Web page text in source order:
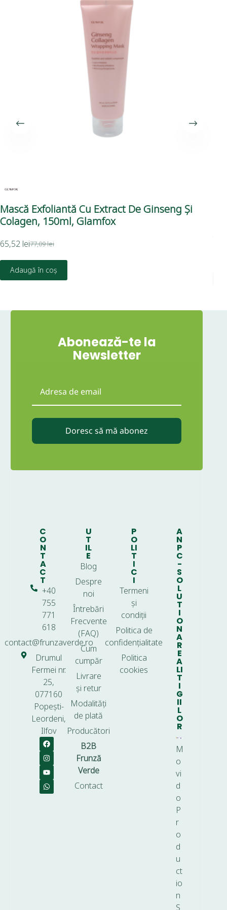
Mască Exfoliantă Cu Extract De Ginseng Și
Colagen, 150ml, Glamfox
77,09lei
65,52 lei
Adaugă în coș
Abonează-te la
Newsletter
Doresc să mă abonez
C
O
N
T
A
C
T
+40
755
771
618
contact@frunzaverde.ro
Drumul
Fermei nr.
25,
077160
Popești-
Leordeni,
Ilfov
U
T
IL
E
Blog
Despre
noi
Întrebări
Frecvente
(FAQ)
Cum
cumpăr
Livrare
și retur
Modalități
de plată
Producători
B2B
Frunză
Verde
Contact
P
O
LI
T
I
C
I
Termeni
și
condiții
Politica de
confidențialitate
Politica
cookies
A
N
P
C
-
S
O
L
U
T
I
O
N
A
R
E
A
LI
T
I
G
II
L
O
R
M
o
vi
d
o
P
r
o
d
u
ct
io
n
S